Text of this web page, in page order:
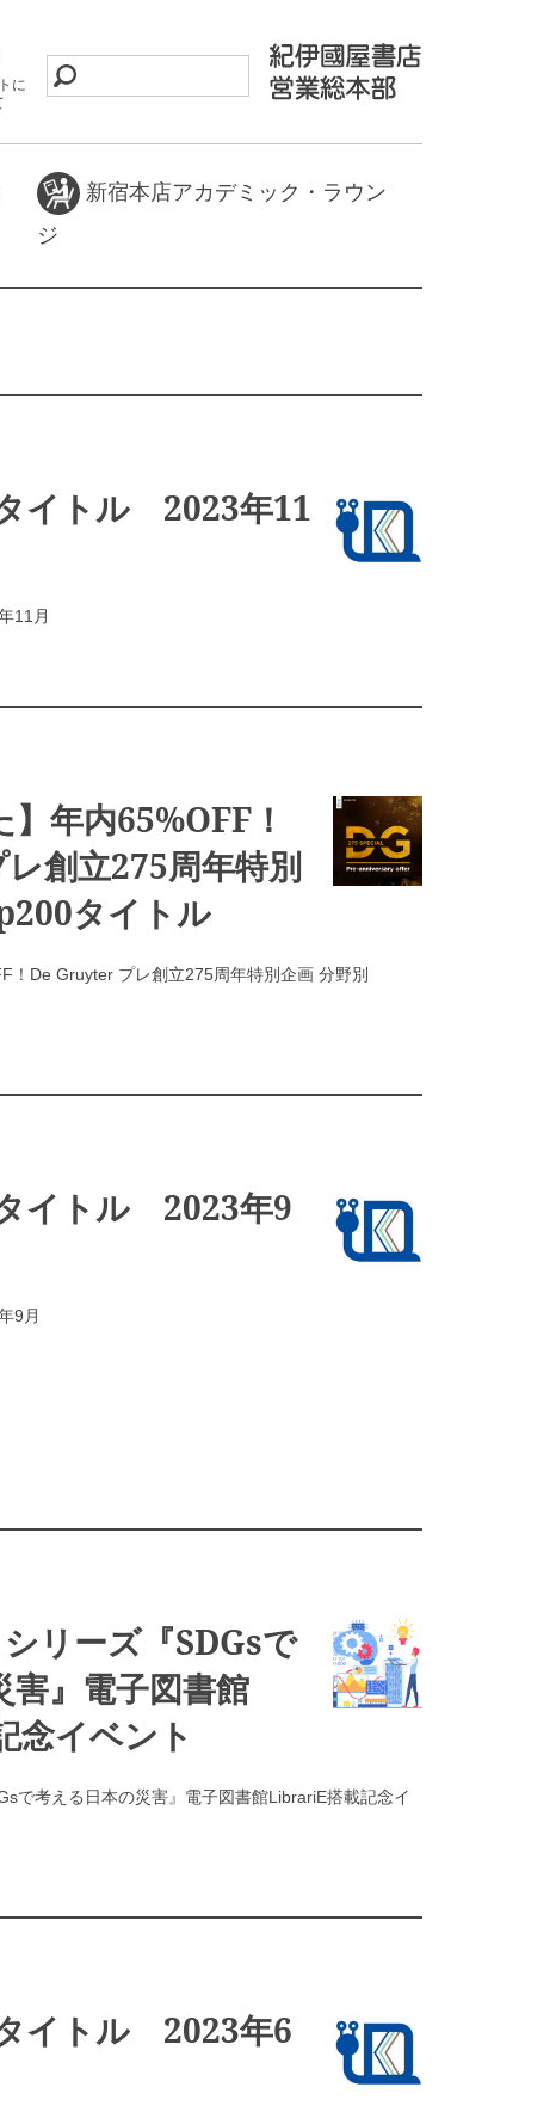
に
新宿本店アカデミック・ラウン
ジ
イトル 2023年11
11月
】年内65%OFF！
創立275周年特別
タイトル
！De Gruyter プレ創立275周年特別企画 分野別
イトル 2023年9
9月
リーズ『SDGsで
』電子図書館
イベント
で考える日本の災害』電子図書館LibrariE搭載記念イ
イトル 2023年6